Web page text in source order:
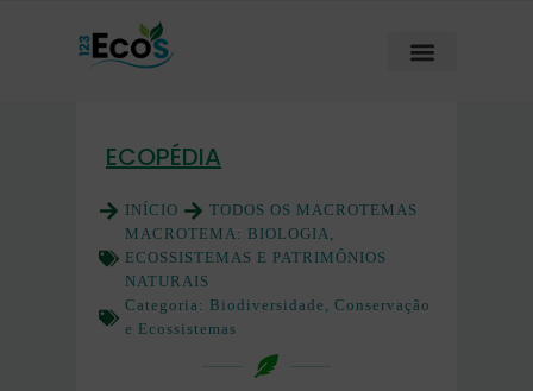
ECOPÉDIA
INÍCIO
TODOS OS MACROTEMAS
MACROTEMA: BIOLOGIA,
ECOSSISTEMAS E PATRIMÔNIOS
NATURAIS
Categoria: Biodiversidade, Conservação
e Ecossistemas